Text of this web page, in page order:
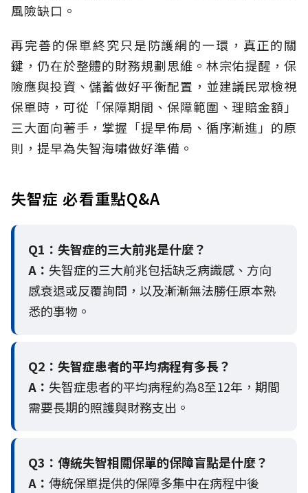
風險缺口。
再完善的保單終究只是防護網的一環，真正的關
鍵，仍在於整體的財務規劃思維。 林宗佑提醒，保
險應與投資、儲蓄做好平衡配置，並建議民眾檢視
保單時，可從「保障期間、保障範圍、理賠金額」
三大面向著手，掌握「提早佈局、循序漸進」的原
則，提早為失智海嘯做好準備。
失智症 必看重點Q&A
Q1：失智症的三大前兆是什麼？
A： 失智症的三大前兆包括缺乏病識感、方向
感衰退或反覆詢問，以及漸漸無法勝任原本熟
悉的事物。
Q2： 失智症患者的平均病程有多長？
A： 失智症患者的平均病程約為8至12年，期間
需要長期的照護與財務支出。
Q3： 傳統失智相關保單的保障盲點是什麼？
A： 傳統保單提供的保障多集中在病程中後